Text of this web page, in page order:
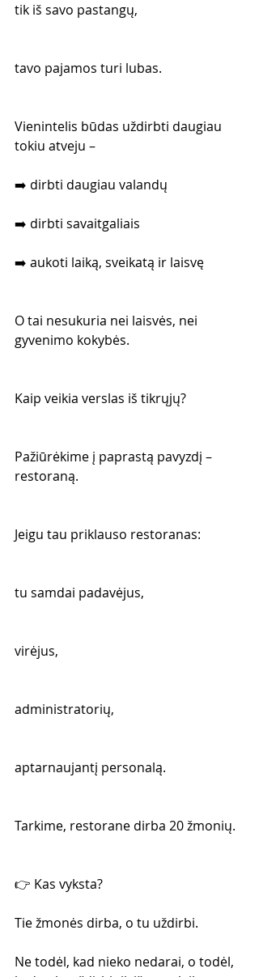
tik iš savo pastangų,
tavo pajamos turi lubas.
Vienintelis būdas uždirbti daugiau
tokiu atveju –
➡️ dirbti daugiau valandų
➡️ dirbti savaitgaliais
➡️ aukoti laiką, sveikatą ir laisvę
O tai nesukuria nei laisvės, nei
gyvenimo kokybės.
Kaip veikia verslas iš tikrųjų?
Pažiūrėkime į paprastą pavyzdį –
restoraną.
Jeigu tau priklauso restoranas:
tu samdai padavėjus,
virėjus,
administratorių,
aptarnaujantį personalą.
Tarkime, restorane dirba 20 žmonių.
👉 Kas vyksta?
Tie žmonės dirba, o tu uždirbi.
Ne todėl, kad nieko nedarai, o todėl,